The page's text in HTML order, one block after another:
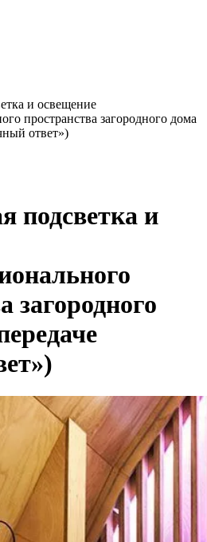
и освещение
пространства загородного дома
ответ»)
подсветка и
загородного